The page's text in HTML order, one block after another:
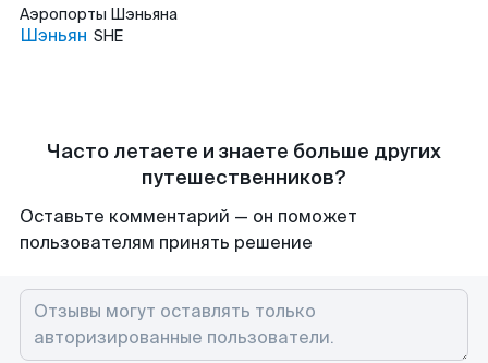
Аэропорты Шэньяна
Шэньян SHE
Часто летаете и знаете больше других
путешественников?
Оставьте комментарий — он поможет
пользователям принять решение